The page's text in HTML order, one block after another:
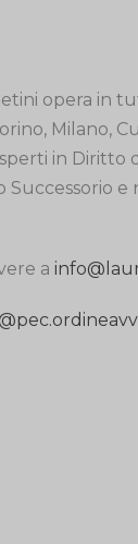
opera in
Milano,
in Diritto
Successorio
a